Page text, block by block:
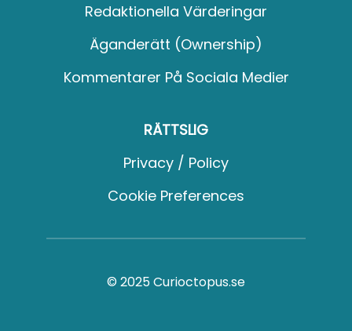
Redaktionella Värderingar
Äganderätt (Ownership)
Kommentarer På Sociala Medier
RÄTTSLIG
Privacy / Policy
Cookie Preferences
© 2025 Curioctopus.se